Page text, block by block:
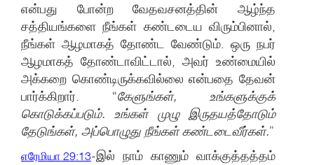
என்பது போன்ற வேதவசனத்தின் ஆழ்ந்த
சத்தியங்களை நீங்கள் கண்டடைய விரும்பினால்,
நீங்கள் ஆழமாகத் தோண்ட வேண்டும். ஒரு நபர்
ஆழமாகத் தோண்டாவிட்டால், அவர் உண்மையில்
அக்கறை கொண்டிருக்கவில்லை என்பதை தேவன்
பார்க்கிறார். “கேளுங்கள், உங்களுக்குக்
கொடுக்கப்படும். உங்கள் முழு இருதயத்தோடும்
தேடுங்கள், அப்பொழுது நீங்கள் கண்டடைவீர்கள்.”
எரேமியா 29:13-இல் நாம் காணும் வாக்குத்தத்தம்